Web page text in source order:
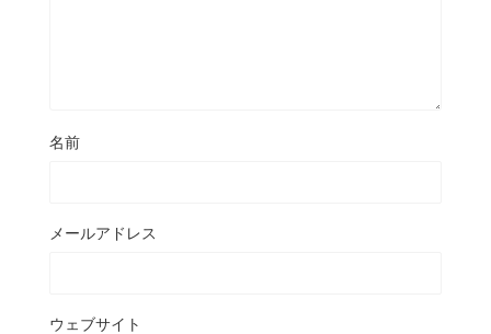
名前
メールアドレス
ウェブサイト